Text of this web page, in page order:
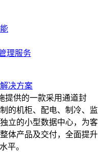
理服务
决方案
提供的一款采用通道封
的机柜、配电、制冷、监
立的小型数据中心，为客
体产品及交付，全面提升
平。